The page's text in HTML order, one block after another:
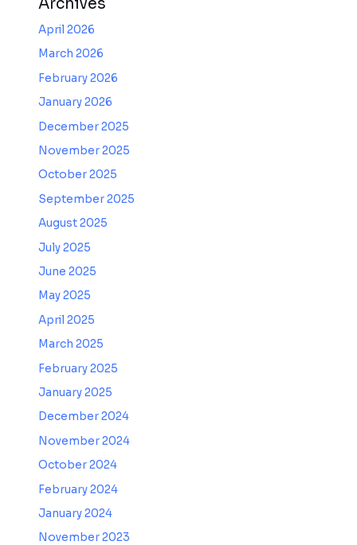
April 2026
March 2026
February 2026
January 2026
December 2025
November 2025
October 2025
September 2025
August 2025
July 2025
June 2025
May 2025
April 2025
March 2025
February 2025
January 2025
December 2024
November 2024
October 2024
February 2024
January 2024
November 2023